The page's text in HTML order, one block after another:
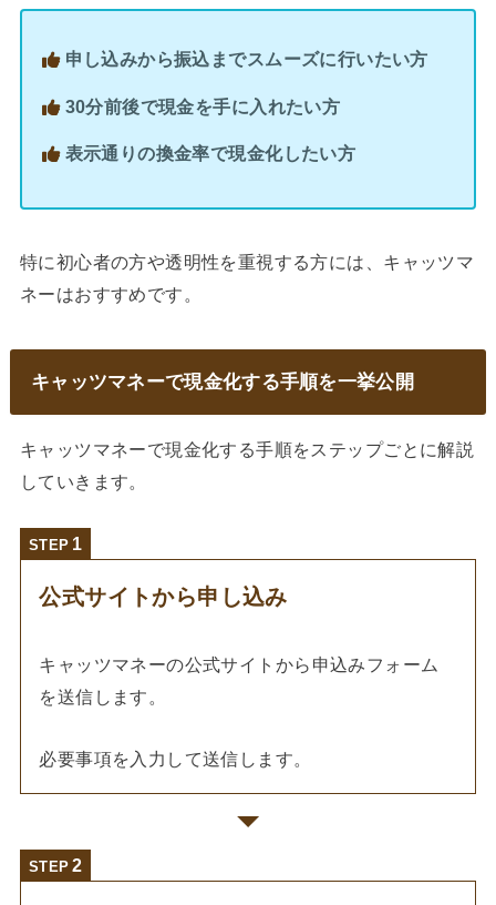
申し込みから振込までスムーズに行いたい方
30分前後で現金を手に入れたい方
表示通りの換金率で現金化したい方
特に初心者の方や透明性を重視する方には、キャッツマ
ネーはおすすめです。
キャッツマネーで現金化する手順を一挙公開
キャッツマネーで現金化する手順をステップごとに解説
していきます。
STEP
公式サイトから申し込み
キャッツマネーの公式サイトから申込みフォーム
を送信します。
必要事項を入力して送信します。
STEP